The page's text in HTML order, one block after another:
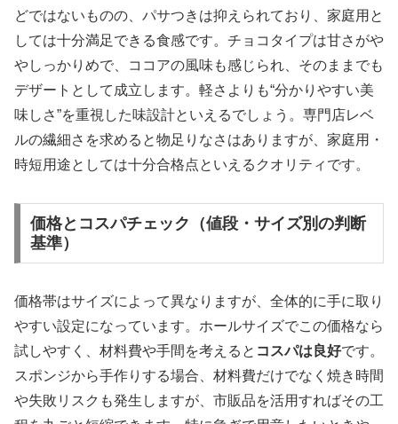
どではないものの、パサつきは抑えられており、家庭用と
しては十分満足できる食感です。チョコタイプは甘さがや
やしっかりめで、ココアの風味も感じられ、そのままでも
デザートとして成立します。軽さよりも“分かりやすい美
味しさ”を重視した味設計といえるでしょう。専門店レベ
ルの繊細さを求めると物足りなさはありますが、家庭用・
時短用途としては十分合格点といえるクオリティです。
価格とコスパチェック（値段・サイズ別の判断
基準）
価格帯はサイズによって異なりますが、全体的に手に取り
やすい設定になっています。ホールサイズでこの価格なら
試しやすく、材料費や手間を考えると コスパは良好です。
スポンジから手作りする場合、材料費だけでなく焼き時間
や失敗リスクも発生しますが、市販品を活用すればその工